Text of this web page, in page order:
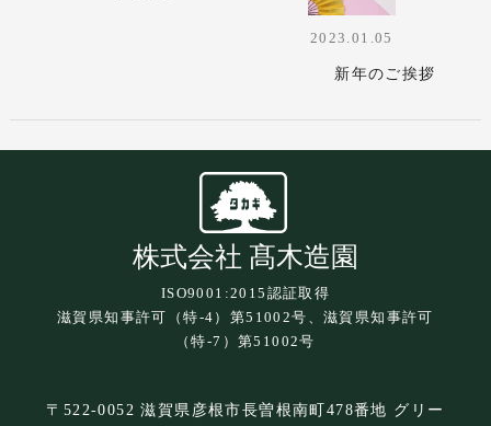
2023.01.05
新年のご挨拶
株式会社 髙木造園
ISO9001:2015認証取得
滋賀県知事許可（特-4）第51002号、滋賀県知事許可
（特-7）第51002号
〒522-0052 滋賀県彦根市長曽根南町478番地 グリー